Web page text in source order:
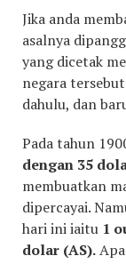
Jika anda
asalnya
yang dicetak
negara
dahulu, dan
Pada tahun
dengan 35
membuatkan
dipercayai.
hari ini iaitu 1
dolar (AS).